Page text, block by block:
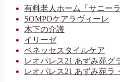
有料老人ホーム「サニーラ
SOMPOケアラヴィーレ
木下の介護
イリーゼ
ベネッセスタイルケア
レオパレス21 あずみ苑グ
レオパレス21 あずみ苑ラ